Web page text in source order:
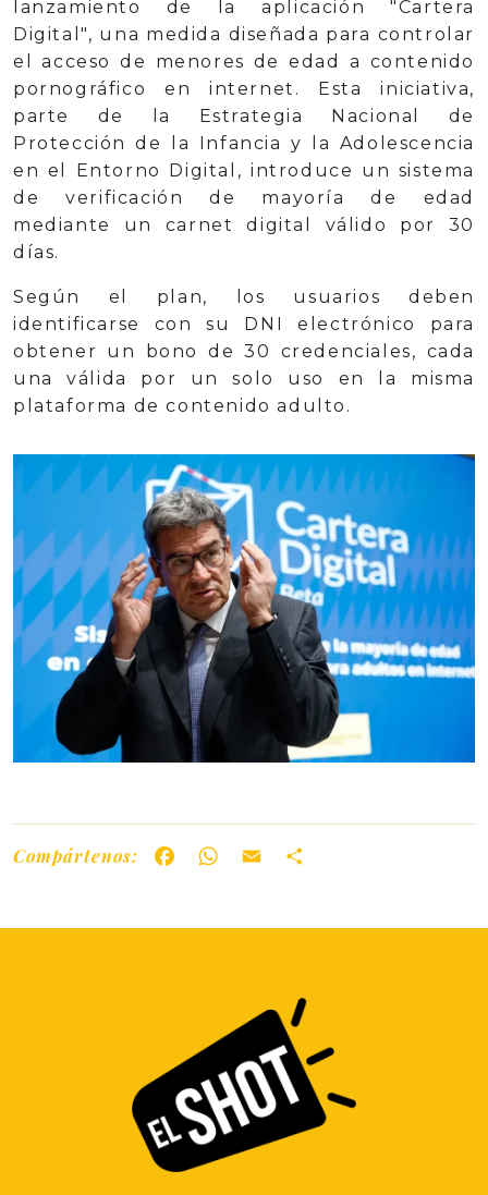
lanzamiento de la aplicación "Cartera
Digital", una medida diseñada para controlar
el acceso de menores de edad a contenido
pornográfico en internet. Esta iniciativa,
parte de la Estrategia Nacional de
Protección de la Infancia y la Adolescencia
en el Entorno Digital, introduce un sistema
de verificación de mayoría de edad
mediante un carnet digital válido por 30
días.
Según el plan, los usuarios deben
identificarse con su DNI electrónico para
obtener un bono de 30 credenciales, cada
una válida por un solo uso en la misma
plataforma de contenido adulto.
Compártenos: FacebookWhatsApp
Email